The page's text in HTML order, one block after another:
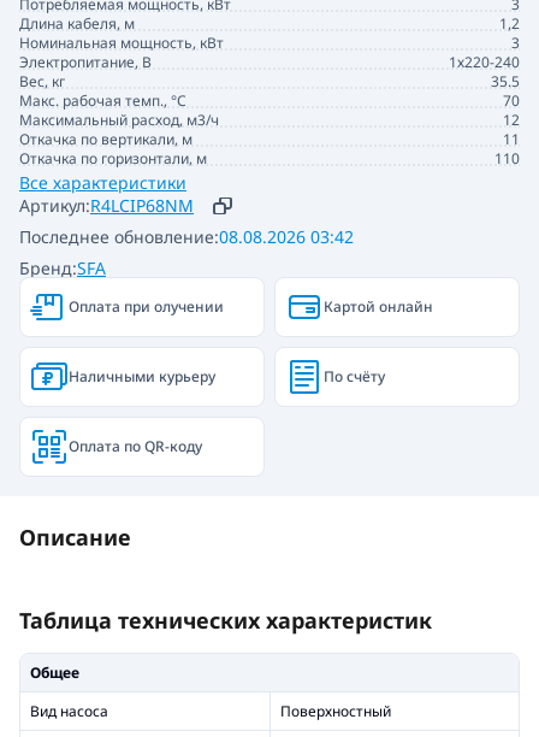
Артикул:R4LCIP68NM
Бренд:SFA
Последнее обновление:08.08.2026 03:42
Длина кабеля, м
1,2
Номинальная мощность, кВт
3
Электропитание, В
1х220-240
Вес, кг
35.5
Макс. рабочая темп., °С
70
Максимальный расход, м3/ч
12
Откачка по вертикали, м
11
Откачка по горизонтали, м
110
Все характеристики
Оплата при олучении Картой онлайн
Наличными курьеру По счёту
Оплата по QR-коду
Описание
Таблица технических характеристик
Общее
Вид насоса
Поверхностный